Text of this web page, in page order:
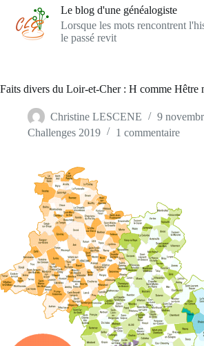
contenu
Le blog d'une généalogiste
Lorsque les mots rencontrent
le passé revit
Faits divers du Loir-et-Cher : H comme Hêtre
Christine LESCENE
9
Challenges 2019
1 commentaire